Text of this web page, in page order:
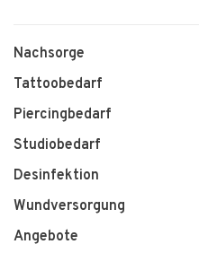
Nachsorge
Tattoobedarf
Piercingbedarf
Studiobedarf
Desinfektion
Wundversorgung
Angebote